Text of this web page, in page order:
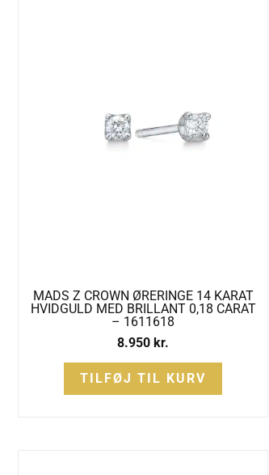
MADS Z CROWN ØRERINGE 14 KARAT
HVIDGULD MED BRILLANT 0,18 CARAT
– 1611618
8.950 kr.
TILFØJ TIL KURV